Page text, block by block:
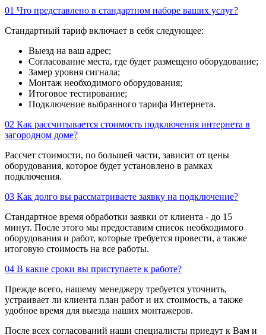
01 Что представлено в стандартном наборе ваших услуг?
Стандартный тариф включает в себя следующее:
Выезд на ваш адрес;
Согласование места, где будет размещено оборудование;
Замер уровня сигнала;
Монтаж необходимого оборудования;
Итоговое тестирование;
Подключение выбранного тарифа Интернета.
02 Как рассчитывается стоимость подключения интернета в
загородном доме?
Рассчет стоимости, по большей части, зависит от цены
оборудования, которое будет установлено в рамках
подключения.
03 Как долго вы рассматриваете заявку на подключение?
Стандартное время обработки заявки от клиента - до 15
минут. После этого мы предоставим список необходимого
оборудования и работ, которые требуется провести, а также
итоговую стоимость на все работы.
04 В какие сроки вы приступаете к работе?
Прежде всего, нашему менеджеру требуется уточнить,
устраивает ли клиента план работ и их стоимость, а также
удобное время для выезда наших монтажеров.
После всех согласований наши специалисты приедут к Вам и